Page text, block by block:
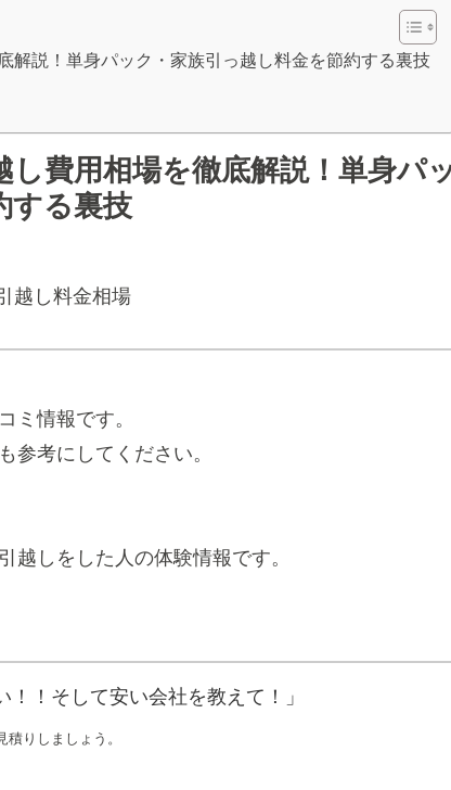
解説！単身パック・家族引っ越し料金を節約する裏技
費用相場を徹底解説！単身パ
する裏技
ミ情報です。
参考にしてください。
越しをした人の体験情報です。
！！そして安い会社を教えて！」
りしましょう。